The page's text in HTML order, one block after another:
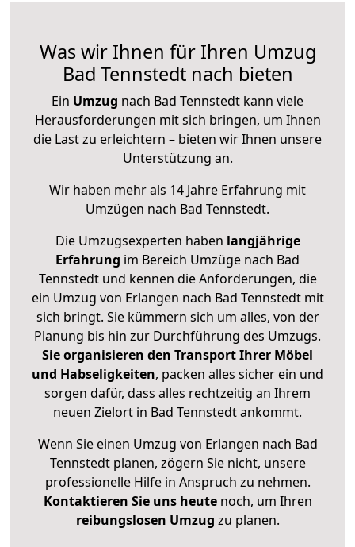
Was wir Ihnen für Ihren Umzug
Bad Tennstedt nach bieten
Ein Umzug nach Bad Tennstedt kann viele
Herausforderungen mit sich bringen, um Ihnen
die Last zu erleichtern – bieten wir Ihnen unsere
Unterstützung an.
Wir haben mehr als 14 Jahre Erfahrung mit
Umzügen nach Bad Tennstedt.
Die Umzugsexperten haben langjährige
Erfahrung im Bereich Umzüge nach Bad
Tennstedt und kennen die Anforderungen, die
ein Umzug von Erlangen nach Bad Tennstedt mit
sich bringt. Sie kümmern sich um alles, von der
Planung bis hin zur Durchführung des Umzugs.
Sie organisieren den Transport Ihrer Möbel
und Habseligkeiten, packen alles sicher ein und
sorgen dafür, dass alles rechtzeitig an Ihrem
neuen Zielort in Bad Tennstedt ankommt.
Wenn Sie einen Umzug von Erlangen nach Bad
Tennstedt planen, zögern Sie nicht, unsere
professionelle Hilfe in Anspruch zu nehmen.
Kontaktieren Sie uns heutenoch, um Ihren
reibungslosen Umzug zu planen.